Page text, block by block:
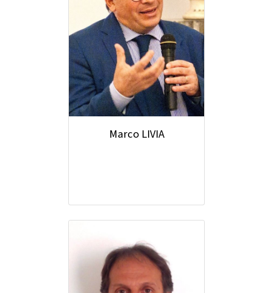
Marco LIVIA